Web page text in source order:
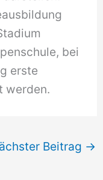
bei
erste
werden.
Beitrag →